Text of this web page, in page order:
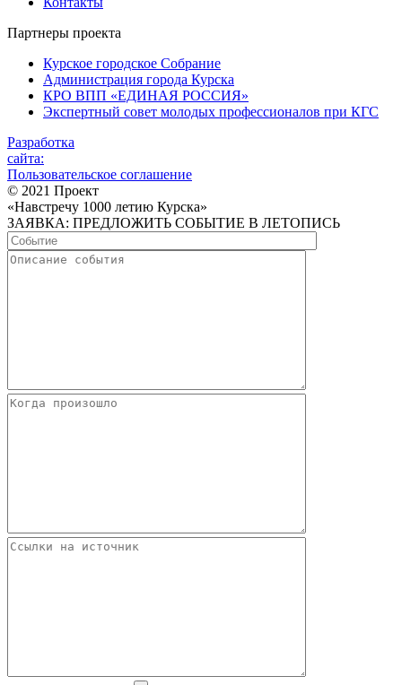
Партнеры проекта
Курское городское Собрание
Администрация города Курска
КРО ВПП «ЕДИНАЯ РОССИЯ»
Экспертный совет молодых профессионалов при КГС
Разработка
сайта:
Пользовательское соглашение
© 2021 Проект
«Навстречу 1000 летию Курска»
ЗАЯВКА: ПРЕДЛОЖИТЬ СОБЫТИЕ В ЛЕТОПИСЬ